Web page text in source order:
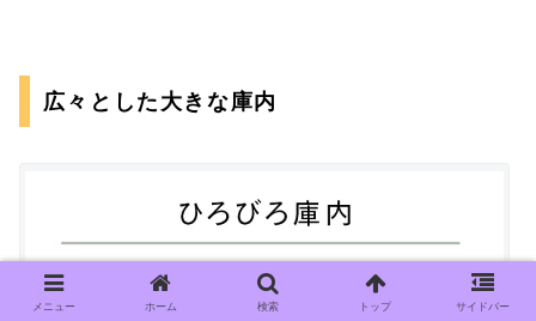
広々とした大きな庫内
メニュー ホーム 検索 トップ サイドバー